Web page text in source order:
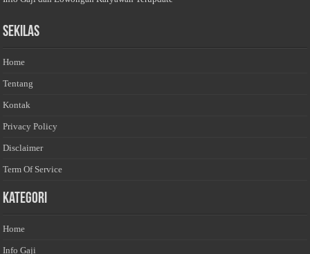
Sekilas
Home
Tentang
Kontak
Privacy Policy
Disclaimer
Term Of Service
Kategori
Home
Info Gaji